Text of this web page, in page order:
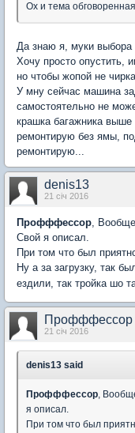
Ох и тема
Да знаю я, муки выбора
Хочу просто опустить,
но чтобы жопой не
У мну сейчас машина
самостоятельно не
крашка багажника
ремонтирую без ямы,
ремонтирую...
denis13
21 січ 2016
Профффессор,
Свой я описал.
При том что был
Ну а за загрузку, так
ездили, так тройка шо
Профффессор
21 січ 2016
denis13 said
Профффессор,
я описал.
При том что был